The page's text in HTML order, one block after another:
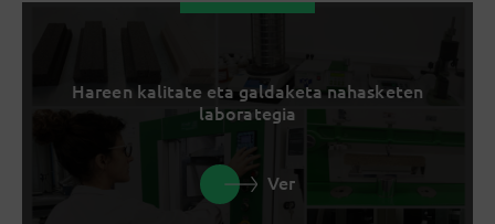
Hareen kalitate eta galdaketa nahasketen
laborategia
Ver